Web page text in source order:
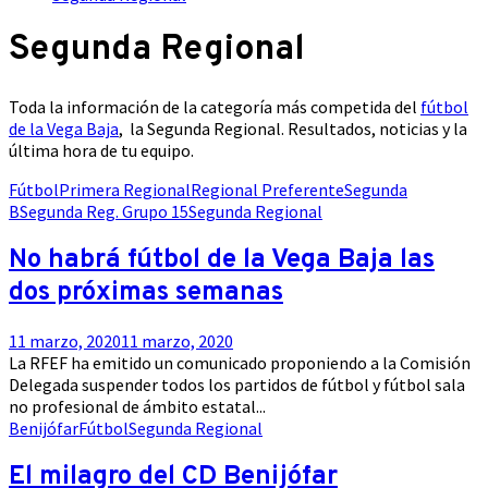
Segunda Regional
Toda la información de la categoría más competida del fútbol
de la Vega Baja, la Segunda Regional. Resultados, noticias y la
última hora de tu equipo.
FútbolPrimera RegionalRegional PreferenteSegunda
BSegunda Reg. Grupo 15Segunda Regional
No habrá fútbol de la Vega Baja las
dos próximas semanas
11 marzo, 202011 marzo, 2020
La RFEF ha emitido un comunicado proponiendo a la Comisión
Delegada suspender todos los partidos de fútbol y fútbol sala
no profesional de ámbito estatal...
BenijófarFútbolSegunda Regional
El milagro del CD Benijófar